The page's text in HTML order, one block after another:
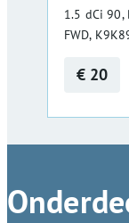
1.5 dCi 90,
FWD,
€ 20